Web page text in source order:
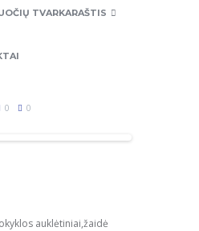
TVARKARAŠTIS
0 0
auklėtiniai,žaidė